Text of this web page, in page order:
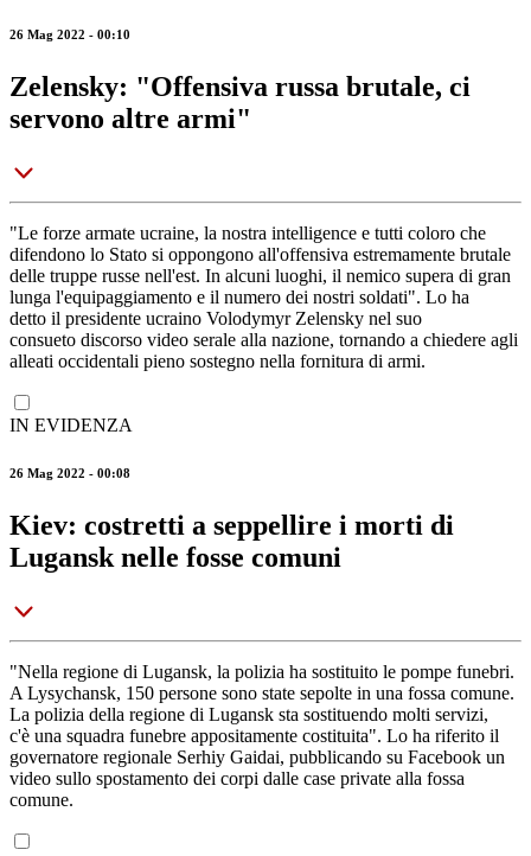
26 Mag 2022 - 00:10
Zelensky: "Offensiva russa brutale, ci
servono altre armi"
"Le forze armate ucraine, la nostra intelligence e tutti coloro che
difendono lo Stato si oppongono all'offensiva estremamente brutale
delle truppe russe nell'est. In alcuni luoghi, il nemico supera di gran
lunga l'equipaggiamento e il numero dei nostri soldati". Lo ha
detto il presidente ucraino Volodymyr Zelensky nel suo
consueto discorso video serale alla nazione, tornando a chiedere agli
alleati occidentali pieno sostegno nella fornitura di armi.
IN EVIDENZA
26 Mag 2022 - 00:08
Kiev: costretti a seppellire i morti di
Lugansk nelle fosse comuni
"Nella regione di Lugansk, la polizia ha sostituito le pompe funebri.
A Lysychansk, 150 persone sono state sepolte in una fossa comune.
La polizia della regione di Lugansk sta sostituendo molti servizi,
c'è una squadra funebre appositamente costituita". Lo ha riferito il
governatore regionale Serhiy Gaidai, pubblicando su Facebook un
video sullo spostamento dei corpi dalle case private alla fossa
comune.